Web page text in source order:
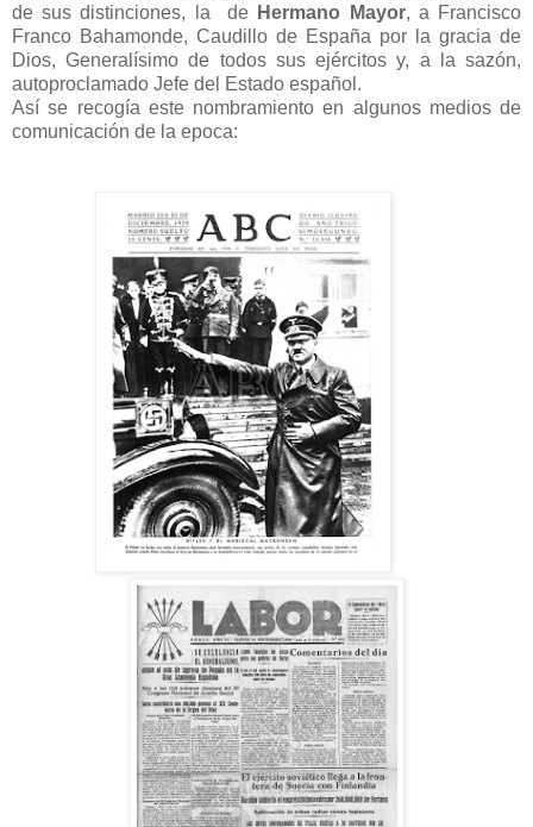
de sus distinciones, la de Hermano Mayor, a Francisco
Franco Bahamonde, Caudillo de España por la gracia de
Dios, Generalísimo de todos sus ejércitos y, a la sazón,
autoproclamado Jefe del Estado español.
Así se recogía este nombramiento en algunos medios de
comunicación de la epoca: